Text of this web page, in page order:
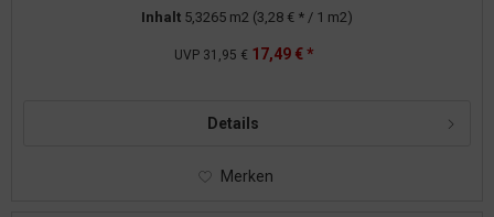
Inhalt 5,3265 m2 (3,28 € * / 1 m2)
UVP 31,95 € 17,49 € *
Details
Merken